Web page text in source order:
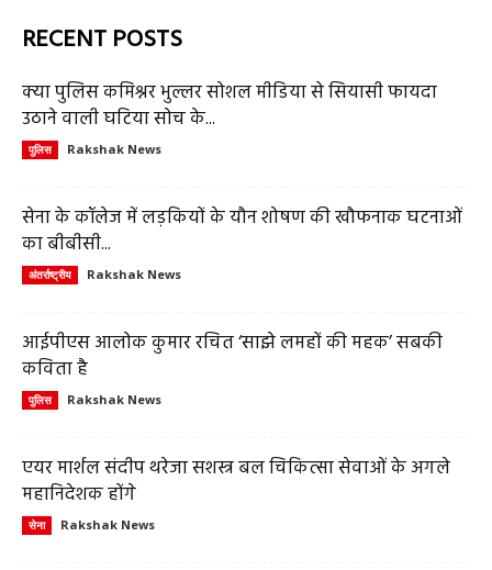
RECENT POSTS
क्या पुलिस कमिश्नर भुल्लर सोशल मीडिया से सियासी फायदा
उठाने वाली घटिया सोच के...
पुलिस Rakshak News
सेना के कॉलेज में लड़कियों के यौन शोषण की खौफनाक घटनाओं
का बीबीसी...
अंतर्राष्ट्रीय Rakshak News
आईपीएस आलोक कुमार रचित ‘साझे लमहों की महक’ सबकी
कविता है
पुलिस Rakshak News
एयर मार्शल संदीप थरेजा सशस्त्र बल चिकित्सा सेवाओं के अगले
महानिदेशक होंगे
सेना Rakshak News